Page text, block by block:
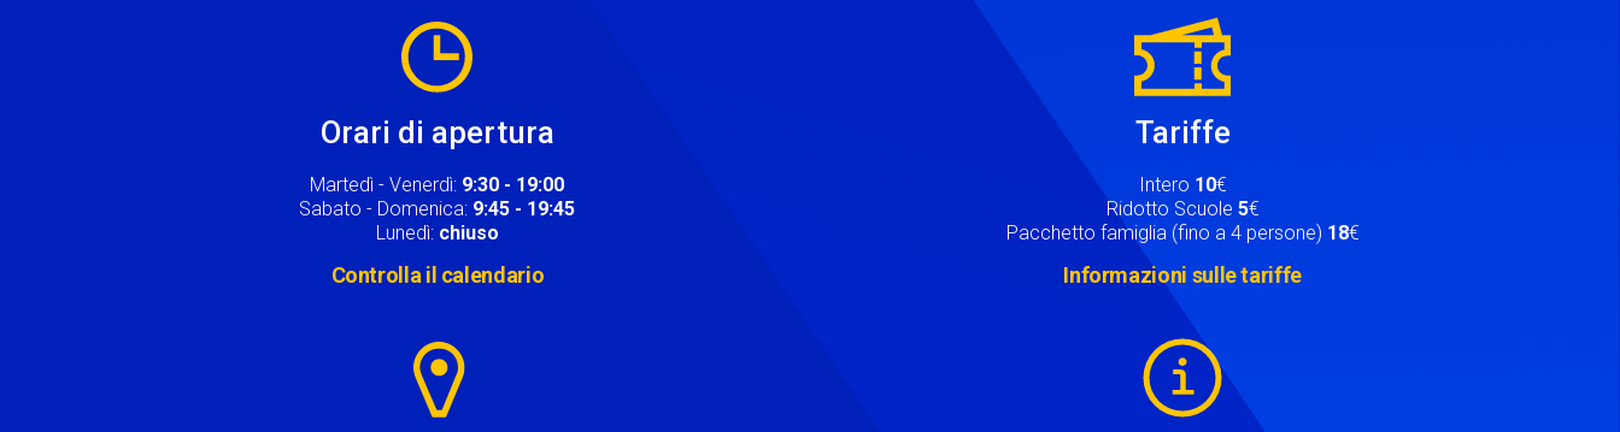
Orari di apertura
Martedì - Venerdì: 9:30 - 19:00
Sabato - Domenica: 9:45 - 19:45
Lunedì: chiuso
Controlla il calendario
Tariffe
Intero 10€
Ridotto Scuole 5€
Pacchetto famiglia (fino a 4 persone) 18€
Informazioni sulle tariffe